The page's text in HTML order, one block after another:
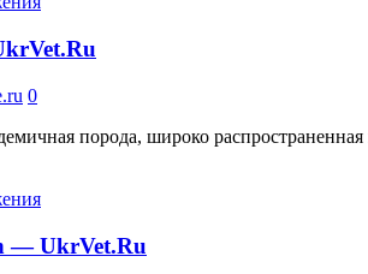
0
порода, широко
— UkrVet.Ru